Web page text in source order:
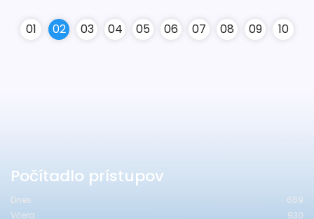
01 02 03 04 05 06 07 08 09 10
Počítadlo prístupov
Dnes
669
Včera
930